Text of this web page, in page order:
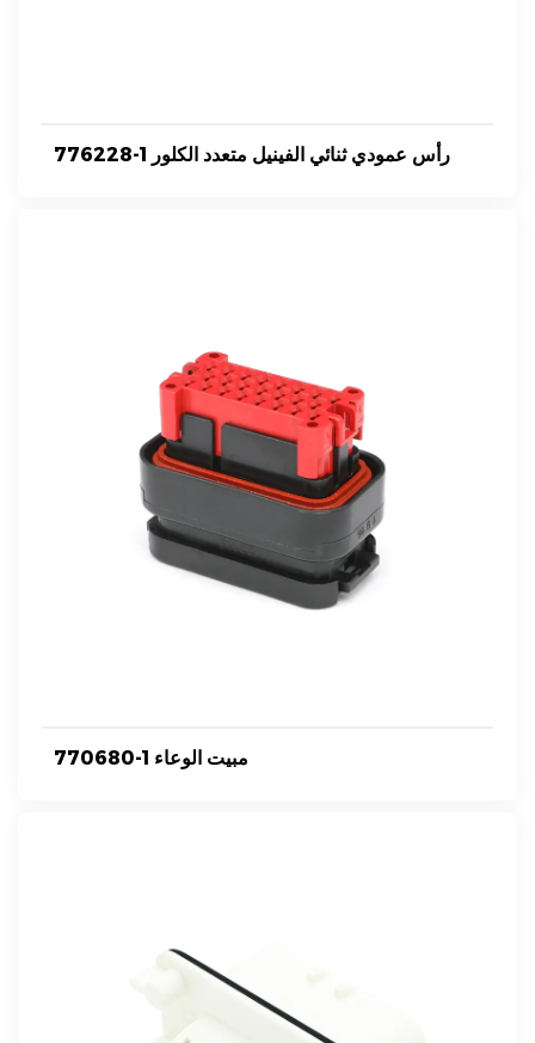
776228-1 رأس عمودي ثنائي الفينيل متعدد الكلور
770680-1 مبيت الوعاء